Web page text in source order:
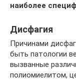
наиболее
Дисфагия
Причинами
быть патологии
вызванные
полиомиелитом,